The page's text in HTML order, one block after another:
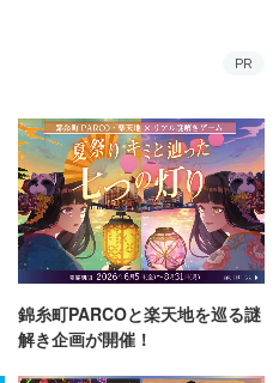
PR
錦糸町PARCOと楽天地を巡る謎
解き企画が開催！